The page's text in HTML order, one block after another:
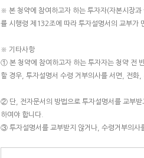
※ 본 청약에 참여하고자 하는 투자자(자본시장
률 시행령 제132조에 따라 투자설명서의 교부가
※ 기타사항
① 본 청약에 참여하고자 하는 투자자는 청약 전
할 경우, 투자설명서 수령 거부의사를 서면, 전화
② 단, 전자문서의 방법으로 투자설명서를 교부
하여야 합니다.
③ 투자설명서를 교부받지 않거나, 수령거부의사